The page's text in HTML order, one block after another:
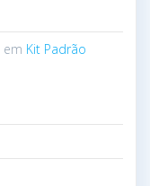
em Kit Padrão